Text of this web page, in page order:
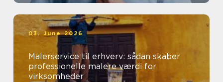
03. June 2026
Malerservice til erhverv: sådan skaber
professionelle malere værdi for
virksomheder